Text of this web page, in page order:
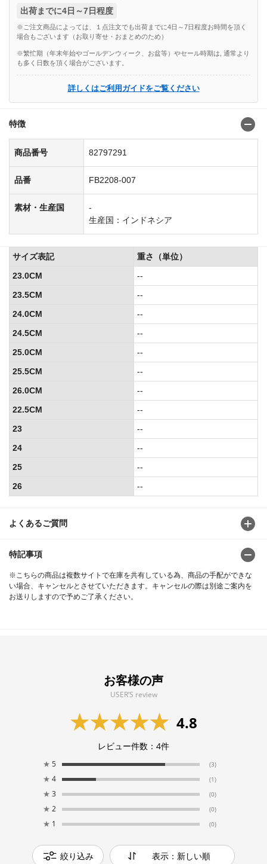
出荷までに4日～7日程度
※ご注文商品によっては、１点注文でも出荷までに4日～7日程度お時間を頂く
場合もございます（お取り寄せ・おまとめのため）
※繁忙期（年末年始やゴールデンウィーク、お盆等）やセール時期は, 通常より
も多く日数を頂く場合がございます。
詳しくはご利用ガイドをご覧ください
特徴
商品番号 82797291
品番 FB2208-007
素材・生産国
-
生産国：インドネシア
よくあるご質問
特記事項
※こちらの商品は複数サイトで在庫を共有している為、商品の手配ができな
い場合、キャンセルとさせていただきます。キャンセルの際は別途ご案内を
お送りしますので予めご了承ください。
サイズ表記
重さ（単位）
23.0CM
--
23.5CM
--
24.0CM
--
24.5CM
--
25.0CM
--
25.5CM
--
26.0CM
--
22.5CM
--
23
--
24
--
25
--
26
--
お客様の声
USER’S review
4.8
レビュー件数： 4件
★ 5 (3)
★ 4 (1)
★ 3 (0)
★ 2 (0)
★ 1 (0)
絞り込み 表示：新しい順